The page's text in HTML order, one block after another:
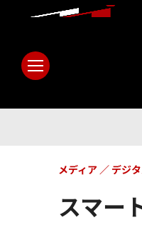
スマー
メディア デジ